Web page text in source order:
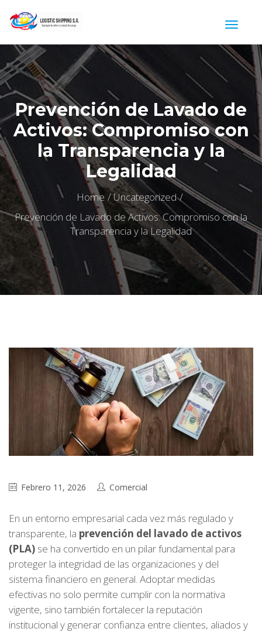
Prevención de Lavado de
Activos: Compromiso con
la Transparencia y la
Legalidad
Home
Uncategorized
Prevención de Lavado de Activos: Compromiso con la
Transparencia y la Legalidad
Febrero 11, 2026 Comercial
En un entorno empresarial cada vez más regulado y
transparente, la prevención del lavado de activos
(PLA) se ha convertido en un pilar fundamental para
proteger la integridad de las organizaciones y del
sistema financiero en general. Adoptar medidas
efectivas no solo permite cumplir con la normativa
vigente, sino también fortalecer la reputación
institucional y generar confianza entre clientes, aliados y